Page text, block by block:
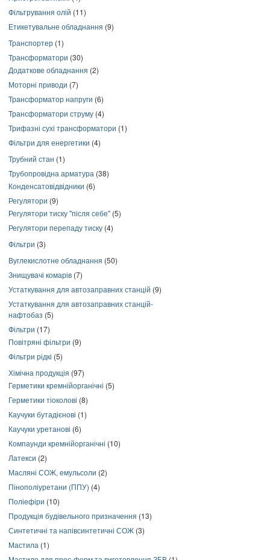
Фільтрування олій (11)
Етикетувальне обладнання (9)
Транспортер (1)
Трансформатори (30)
Додаткове обладнання (2)
Моторні приводи (7)
Трансформатор напруги (6)
Трансформатори струму (4)
Трифазні сухі трансформатори (1)
Фільтри для енергетики (4)
Трубний стан (1)
Трубопровідна арматура (38)
Конденсатовідвідники (6)
Регулятори (9)
Регулятори тиску "після себе" (5)
Регулятори перепаду тиску (4)
Фільтри (3)
Вуглекислотне обладнання (50)
Знищувачі комарів (7)
Устаткування для автозаправних станцій (9)
Устаткування для автозаправних станцій-
нафтобаз (5)
Фільтри (17)
Повітряні фільтри (9)
Фільтри рідкі (5)
Хімічна продукція (97)
Герметики кремнійорганічні (5)
Герметики тіоколові (8)
Каучуки бутадієнові (1)
Каучуки уретанові (6)
Компаунди кремнійорганічні (10)
Латекси (2)
Масляні СОЖ, емульсоли (2)
Пінополіуретани (ППУ) (4)
Поліефіри (10)
Продукція будівельного призначення (13)
Синтетичні та напівсинтетичні СОЖ (3)
Мастила (1)